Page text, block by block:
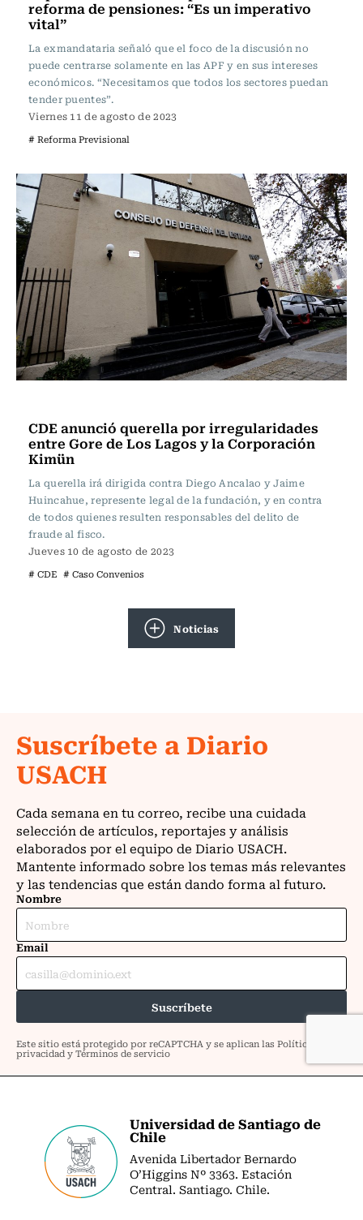
reforma de pensiones: “Es un imperativo
vital”
La exmandataria señaló que el foco de la discusión no
puede centrarse solamente en las APF y en sus intereses
económicos. “Necesitamos que todos los sectores puedan
tender puentes”.
Viernes 11 de agosto de 2023
# Reforma Previsional
CDE anunció querella por irregularidades
entre Gore de Los Lagos y la Corporación
Kimün
La querella irá dirigida contra Diego Ancalao y Jaime
Huincahue, represente legal de la fundación, y en contra
de todos quienes resulten responsables del delito de
fraude al fisco.
Jueves 10 de agosto de 2023
# CDE # Caso Convenios
Noticias
Universidad de Santiago de
Chile
Avenida Libertador Bernardo
O’Higgins Nº 3363. Estación
Central. Santiago. Chile.